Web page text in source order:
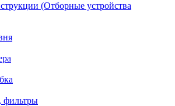
(Отборные устройства
фильтры